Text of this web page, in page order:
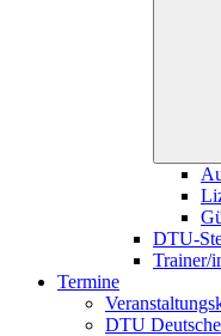
DTU-
Trainer/
Termine
DTU